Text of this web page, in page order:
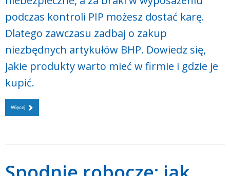
podczas kontroli PIP możesz dostać karę.
Dlatego zawczasu zadbaj o zakup
niezbędnych artykułów BHP. Dowiedz się,
jakie produkty warto mieć w firmie i gdzie je
kupić.
Więcej